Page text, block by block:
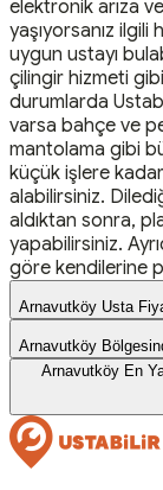
elektronik arıza
yaşıyorsanız
uygun ustayı
çilingir hizmeti
durumlarda
varsa bahçe ve
mantolama gibi
küçük işlere
alabilirsiniz.
aldıktan sonra,
yapabilirsiniz.
göre kendilerine
Arnavutköy Usta
Arnavutköy
Arnavutköy En